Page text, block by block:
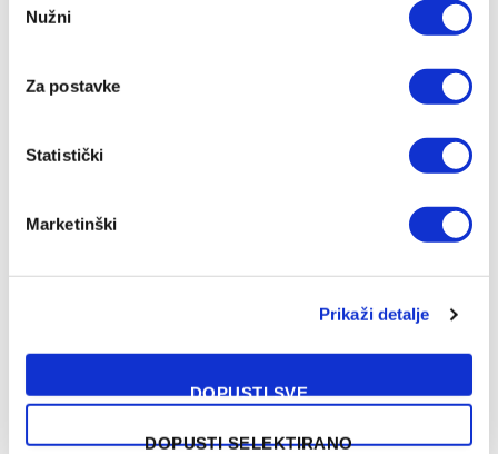
Selection
Nužni
Za postavke
Statistički
Marketinški
Prikaži detalje
DOPUSTI SVE
DOPUSTI SELEKTIRANO
NK Koper
Link
Prošao omladinske
Duisburga, sada na radaru
Sarajevo predstavilo
Sjeverne Makedonije stigao
na Koševo